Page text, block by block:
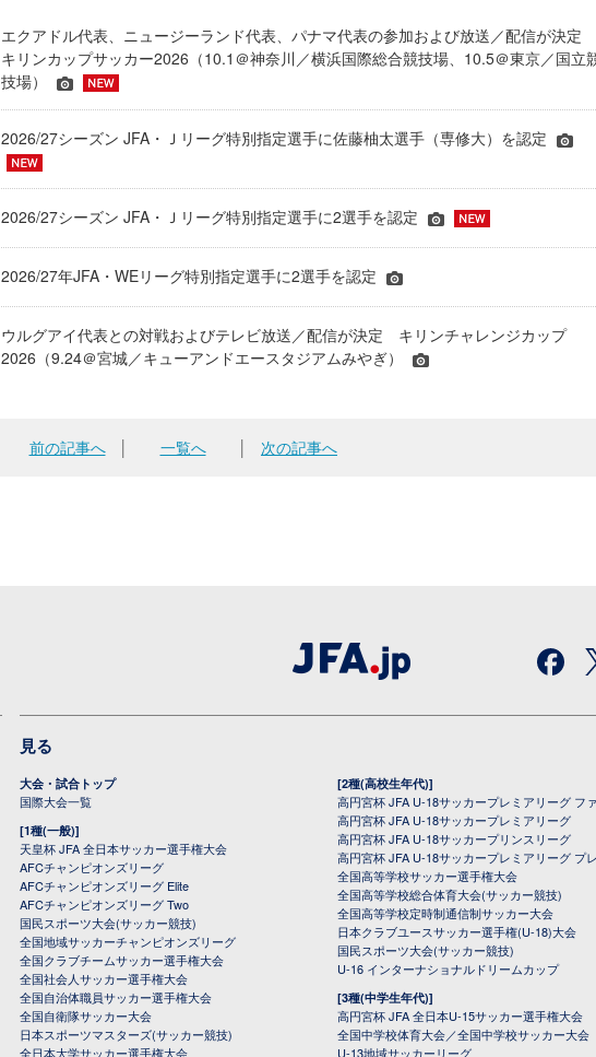
エクアドル代表、ニュージーランド代表、パナマ代表の参加および放送／配信が決定
キリンカップサッカー2026（10.1＠神奈川／横浜国際総合競技場、10.5＠東京／国立
技場）
2026/27シーズン JFA・Ｊリーグ特別指定選手に佐藤柚太選手（専修大）を認定
2026/27シーズン JFA・Ｊリーグ特別指定選手に2選手を認定
2026/27年JFA・WEリーグ特別指定選手に2選手を認定
ウルグアイ代表との対戦およびテレビ放送／配信が決定 キリンチャレンジカップ
2026（9.24＠宮城／キューアンドエースタジアムみやぎ）
前の記事へ│ 一覧へ 次の記事へ
見る
大会・試合トップ
国際大会一覧
[1種(一般)]
天皇杯 JFA 全日本サッカー選手権大会
AFCチャンピオンズリーグ
AFCチャンピオンズリーグ Elite
AFCチャンピオンズリーグ Two
国民スポーツ大会(サッカー競技)
全国地域サッカーチャンピオンズリーグ
全国クラブチームサッカー選手権大会
全国社会人サッカー選手権大会
全国自治体職員サッカー選手権大会
全国自衛隊サッカー大会
日本スポーツマスターズ(サッカー競技)
全日本大学サッカー選手権大会
[2種(高校生年代)]
高円宮杯 JFA U-18サッカープレミアリーグ フ
高円宮杯 JFA U-18サッカープレミアリーグ
高円宮杯 JFA U-18サッカープリンスリーグ
高円宮杯 JFA U-18サッカープレミアリーグ プ
全国高等学校サッカー選手権大会
全国高等学校総合体育大会(サッカー競技)
全国高等学校定時制通信制サッカー大会
日本クラブユースサッカー選手権(U-18)大会
国民スポーツ大会(サッカー競技)
U-16 インターナショナルドリームカップ
[3種(中学生年代)]
高円宮杯 JFA 全日本U-15サッカー選手権大会
全国中学校体育大会／全国中学校サッカー大会
U-13地域サッカーリーグ